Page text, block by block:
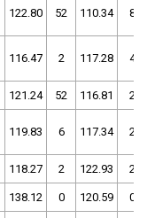
122.80 52 110.34 8
116.47 2 117.28 4
121.24 52 116.81 2
119.83 6 117.34 2
118.27 2 122.93 2
138.12 0 120.59 0